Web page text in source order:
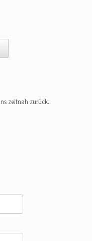
zeitnah zurück.